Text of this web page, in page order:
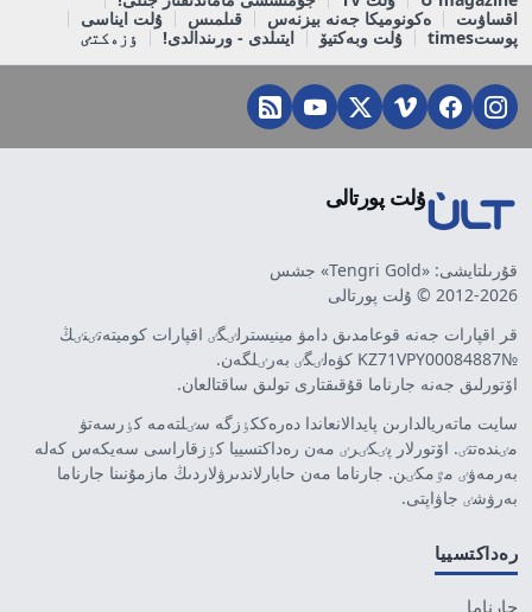
اقساۋىت
ەكونوميكا جەنە بيزنەس قىلمىس
ۇلت ايناسى
پوستtimes
ۇلت وبەكتيۆ ايتىلدى - ورىندالدى! ٶزەكتٸ
ۇلت پورتالى
قۇرىلتايشى: «Tengri Gold» جشس
2012-2026 © ۇلت پورتالى
قر اقپارات جەنە قوعامدىق دامۋ مينيسترلٸگٸ اقپارات كوميتەتٸنٸڭ
№KZ71VPY00084887 كۋەلٸگٸ بەرٸلگەن.
اۆتورلىق جەنە جارناما قۇقىقتارى تولىق ساقتالعان.
سايت ماتەريالدارىن پايدالانعاندا دەرەككٶزگە سٸلتەمە كٶرسەتۋ
مٸندەتتٸ. اۆتورلار پٸكٸرٸ مەن رەداكتسييا كٶزقاراسى سەيكەس كەلە
بەرمەۋٸ مٷمكٸن. جارناما مەن حابارلاندىرۋلاردىڭ مازمۇنىنا جارناما
بەرۋشٸ جاۋاپتى.
رەداكتسييا
جارناما